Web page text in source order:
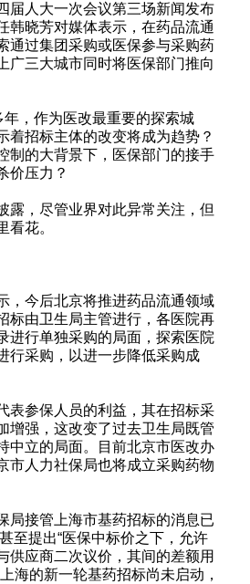
届人大一次会议第三场新闻发布
韩晓芳对媒体表示，在药品流通
通过集团采购或医保参与采购药
广三大城市同时将医保部门推向
年，作为医改最重要的探索城
着招标主体的改变将成为趋势？
制的大背景下，医保部门的接手
价压力？
露，尽管业界对此异常关注，但
看花。
，今后北京将推进药品流通领域
标由卫生局主管进行，各医院再
进行单独采购的局面，探索医院
行采购，以进一步降低采购成
表参保人员的利益，其在招标采
增强，这改变了过去卫生局既管
中立的局面。目前北京市医改办
市人力社保局也将成立采购药物
局接管上海市基药招标的消息已
至提出“医保中标价之下，允许
供应商二次议价，其间的差额用
海的新一轮基药招标尚未启动，